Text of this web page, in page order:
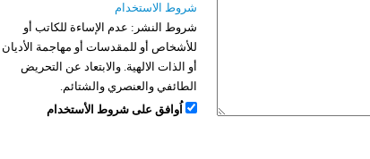
شروط الاستخدام
شروط النشر: عدم الإساءة للكاتب أو
للأشخاص أو للمقدسات أو مهاجمة الأديان
أو الذات الالهية. والابتعاد عن التحريض
الطائفي والعنصري والشتائم.
اُوافق على شروط الأستخدام